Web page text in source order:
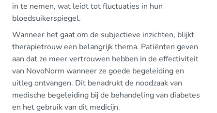
in te nemen, wat leidt tot fluctuaties in hun
bloedsuikerspiegel.
Wanneer het gaat om de subjectieve inzichten, blijkt
therapietrouw een belangrijk thema. Patiënten geven
aan dat ze meer vertrouwen hebben in de effectiviteit
van NovoNorm wanneer ze goede begeleiding en
uitleg ontvangen. Dit benadrukt de noodzaak van
medische begeleiding bij de behandeling van diabetes
en het gebruik van dit medicijn.